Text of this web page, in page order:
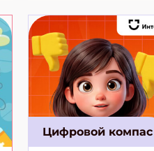
Цифровой компас